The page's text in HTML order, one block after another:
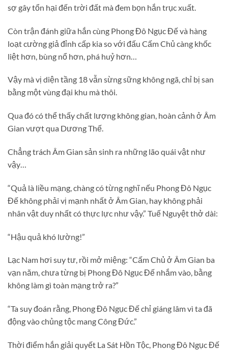
sợ gây tổn hại đến trời đất mà đem bọn hắn trục xuất.
Còn trận đánh giữa hắn cùng Phong Đô Ngục Đế và hàng
loạt cường giả đỉnh cấp kia so với đấu Cấm Chủ càng khốc
liệt hơn, bùng nổ hơn, phá huỷ hơn…
Vậy mà vị diện tầng 18 vẫn sừng sững không ngã, chỉ bị san
bằng một vùng đại khu mà thôi.
Qua đó có thể thấy chất lượng không gian, hoàn cảnh ở Âm
Gian vượt qua Dương Thế.
Chẳng trách Âm Gian sản sinh ra những lão quái vật như
vậy…
“Quả là liều mạng, chàng có từng nghĩ nếu Phong Đô Ngục
Đế không phải vị mạnh nhất ở Âm Gian, hay không phải
nhân vật duy nhất có thực lực như vậy.” Tuế Nguyệt thở dài:
“Hậu quả khó lường!”
Lạc Nam hơi suy tư, rồi mở miệng: “Cấm Chủ ở Âm Gian ba
vạn năm, chưa từng bị Phong Đô Ngục Đế nhắm vào, bằng
không làm gì toàn mạng trở ra?”
“Ta suy đoán rằng, Phong Đô Ngục Đế chỉ giáng lâm vì ta đã
động vào chủng tộc mang Công Đức.”
Thời điểm hắn giải quyết La Sát Hồn Tộc, Phong Đô Ngục Đế